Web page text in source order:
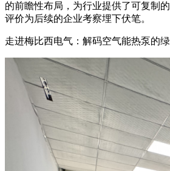
的前瞻性布局，为行业提供了可复制
评价为后续的企业考察埋下伏笔。
走进梅比西电气：解码空气能热泵的